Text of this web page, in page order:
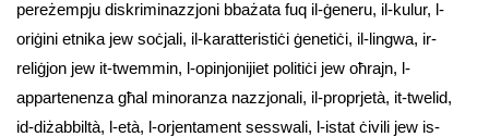
pereżempju diskriminazzjoni bbażata fuq il-ġeneru, il-kulur, l-
oriġini etnika jew soċjali, il-karatteristiċi ġenetiċi, il-lingwa, ir-
reliġjon jew it-twemmin, l-opinjonijiet politiċi jew oħrajn, l-
appartenenza għal minoranza nazzjonali, il-proprjetà, it-twelid,
id-diżabbiltà, l-età, l-orjentament sesswali, l-istat ċivili jew is-